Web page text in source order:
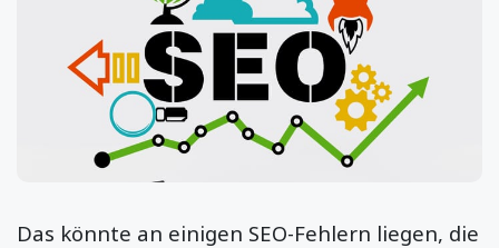
Das könnte an einigen SEO-Fehlern liegen, die